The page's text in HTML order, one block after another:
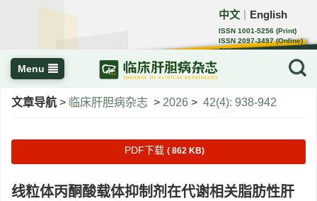
中文 English
ISSN 1001-5256 (Print)
ISSN 2097-3497 (Online)
CN 22-1108/R
Menu
文章导航 > 临床肝胆病杂志 > 2026 > 42(4): 938-942
PDF下载 ( 862 KB)
线粒体丙酮酸载体抑制剂在代谢相关脂肪性肝